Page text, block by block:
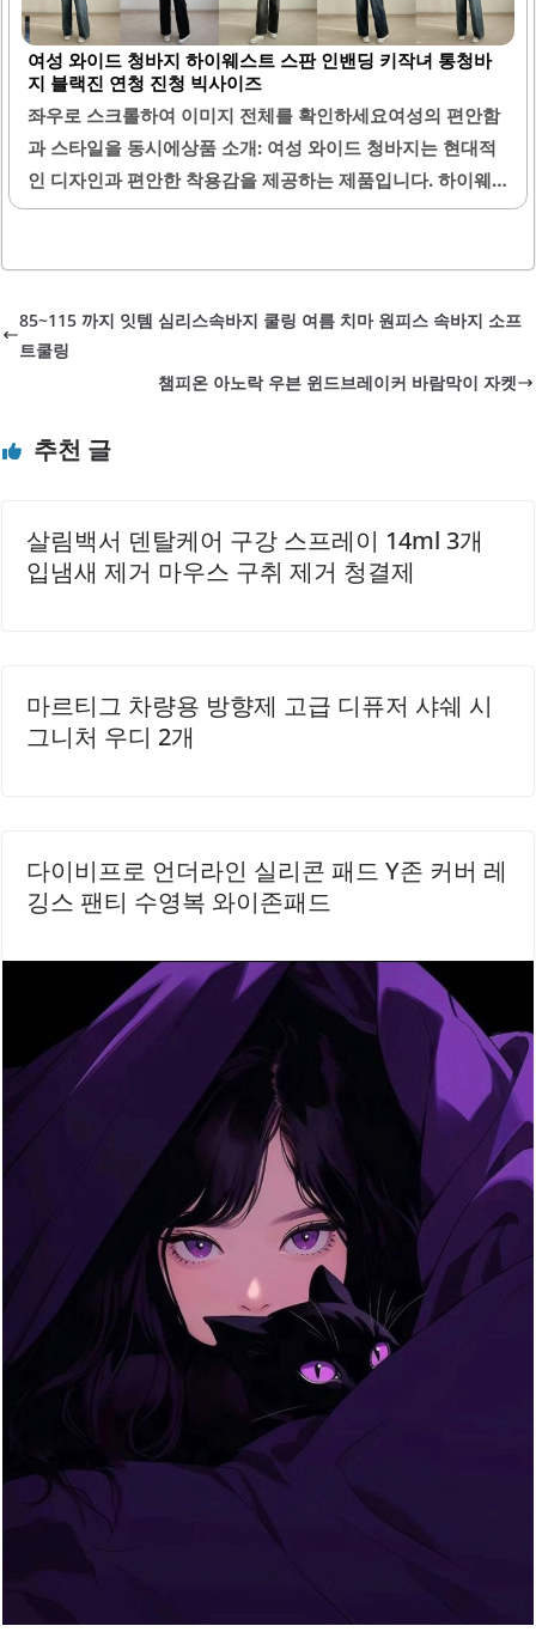
양한 색상 옵션이 있어 개인의 취향에 맞게 선택할 수 있습니
다. 길이 선택이 가능하여 키에 맞는 최적의 길이를 찾을 수
있습니다.이 제품은 내구성이 뛰어난 원단으로 제작되어 오
랜 사용에도 형태가 유지됩니다. YKK 지퍼를 사용하여 고급
스러운 마감 처리를 자랑합니다. 사이즈 선택 시 여유 있는 핏
을 제공하여 편안함을 느낄 수 있습니다.기모가 약간 얇은 편
여성 와이드 청바지 하이웨스트 스판 인밴딩 키작녀 통청바
지 블랙진 연청 진청 빅사이즈
좌우로 스크롤하여 이미지 전체를 확인하세요여성의 편안함
과 스타일을 동시에상품 소개: 여성 와이드 청바지는 현대적
인 디자인과 편안한 착용감을 제공하는 제품입니다. 하이웨
스트 스타일로 허리 라인을 강조하며, 다양한 체형에 잘 어울
안한 착용감을 자랑합니다.통이 넓은 와이드 핏은 다리 라인
을 자연스럽게 커버해 주며, 세련된 느낌을 줍니다. 블랙진,
연청, 진청 등 다양한 색상으로 제공되어 취향에 맞게 선택할
수 있습니다. 빅사이즈 옵션도 마련되어 있어 다양한 체형의
에 적합한 두께로 제작되어 있어 계절에 맞게 활용할 수 있습
에도 형태가 유지됩니다.허리 부분은 넉넉하게..
85~115 까지 잇템 심리스속바지 쿨링 여름 치마 원피스 속바지 소프
트쿨링
챔피온 아노락 우븐 윈드브레이커 바람막이 자켓
추천 글
살림백서 덴탈케어 구강 스프레이 14ml 3개
입냄새 제거 마우스 구취 제거 청결제
마르티그 차량용 방향제 고급 디퓨저 샤쉐 시
그니처 우디 2개
다이비프로 언더라인 실리콘 패드 Y존 커버 레
깅스 팬티 수영복 와이존패드